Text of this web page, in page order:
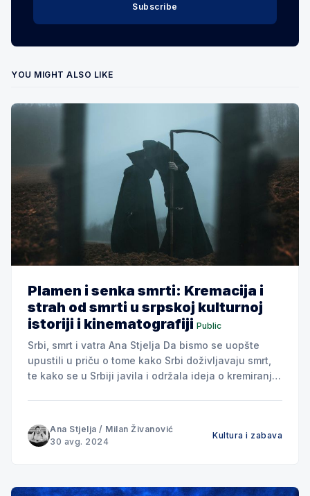
Subscribe
YOU MIGHT ALSO LIKE
Plamen i senka smrti: Kremacija i
strah od smrti u srpskoj kulturnoj
istoriji i kinematografiji Public
Srbi, smrt i vatra Ana Stjelja Da bismo se uopšte
upustili u priču o tome kako Srbi doživljavaju smrt,
te kako se u Srbiji javila i održala ideja o kremiranju
pronađena vatra, jer je to
Ana Stjelja / Milan Živanović
30 avg. 2024
Kultura i zabava